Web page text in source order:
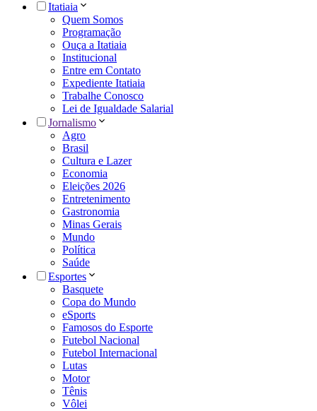
Itatiaia
Quem Somos
Programação
Ouça a Itatiaia
Institucional
Entre em Contato
Expediente Itatiaia
Trabalhe Conosco
Lei de Igualdade Salarial
Jornalismo
Agro
Brasil
Cultura e Lazer
Economia
Eleições 2026
Entretenimento
Gastronomia
Minas Gerais
Mundo
Política
Saúde
Esportes
Basquete
Copa do Mundo
eSports
Famosos do Esporte
Futebol Nacional
Futebol Internacional
Lutas
Motor
Tênis
Vôlei